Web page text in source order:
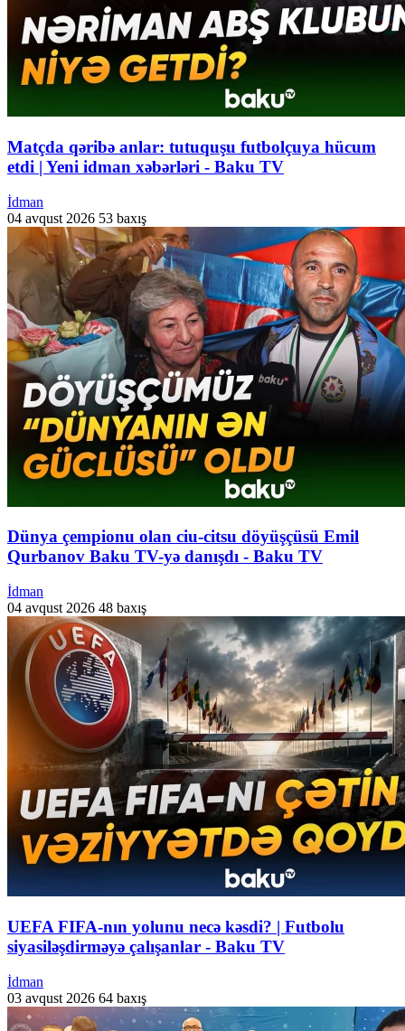
Matçda qəribə anlar: tutuquşu futbolçuya hücum
etdi | Yeni idman xəbərləri - Baku TV
İdman
04 avqust 2026 53 baxış
Dünya çempionu olan ciu-citsu döyüşçüsü Emil
Qurbanov Baku TV-yə danışdı - Baku TV
İdman
04 avqust 2026 48 baxış
UEFA FIFA-nın yolunu necə kəsdi? | Futbolu
siyasiləşdirməyə çalışanlar - Baku TV
İdman
03 avqust 2026 64 baxış